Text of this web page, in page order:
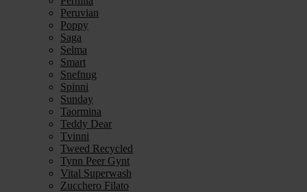
Peruvian
Poppy
Saga
Selma
Smart
Snefnug
Spinni
Sunday
Taormina
Teddy Dear
Tvinni
Tweed Recycled
Tynn Peer Gynt
Vital Superwash
Zucchero Filato